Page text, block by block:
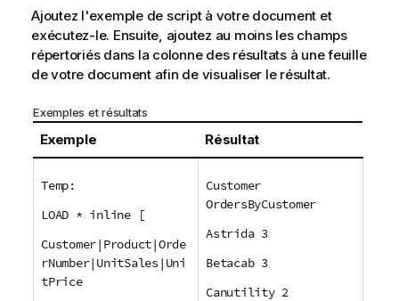
Ajoutez l'exemple de script à votre document et
exécutez-le. Ensuite, ajoutez au moins les champs
répertoriés dans la colonne des résultats à une feuille
de votre document afin de visualiser le résultat.
Exemples et résultats
Exemple Résultat
Temp:
LOAD * inline [
Customer|Product|Orde
rNumber|UnitSales|Uni
tPrice
Customer
OrdersByCustomer
Astrida 3
Betacab 3
Canutility 2